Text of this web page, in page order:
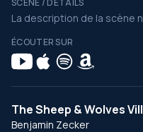
SCÈNE / DÉTAILS
La description de la scène
ÉCOUTER SUR
The Sheep & Wolves
Benjamin Zecker